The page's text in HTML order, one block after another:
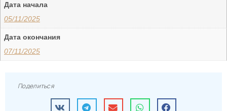
Дата начала
05/11/2025
Дата окончания
07/11/2025
Поделиться